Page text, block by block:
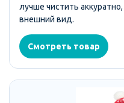
лучше чистить
внешний вид.
Смотреть товар